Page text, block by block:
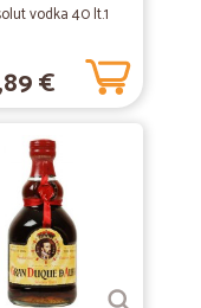
un gradito OMAGGIO
vodka 40 lt.1
€